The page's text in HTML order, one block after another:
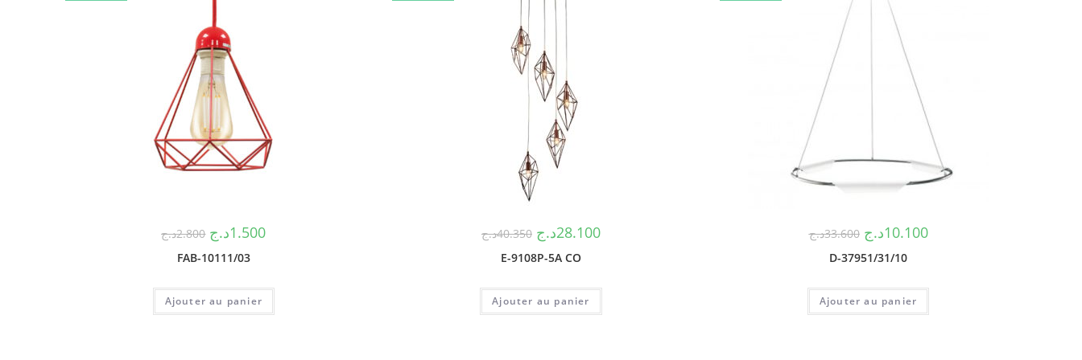
2.800د.ج 1.500د.ج
FAB-10111/03
Ajouter au panier
40.350د.ج 28.100د.ج
E-9108P-5A CO
Ajouter au panier
33.600د.ج 10.100د.ج
D-37951/31/10
Ajouter au panier